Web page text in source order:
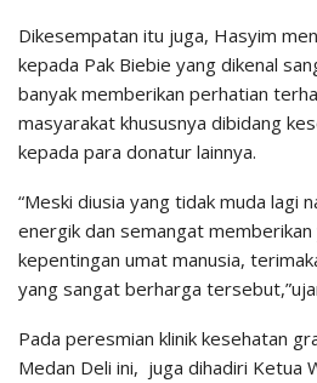
Dikesempatan itu juga, Hasyim
kepada Pak Biebie yang dikenal
banyak memberikan perhatian
masyarakat khususnya dibidang
kepada para donatur lainnya.
“Meski diusia yang tidak muda lagi
energik dan semangat
kepentingan umat manusia,
yang sangat berharga
Pada peresmian klinik kesehatan
Medan Deli ini, juga dihadiri Ketua